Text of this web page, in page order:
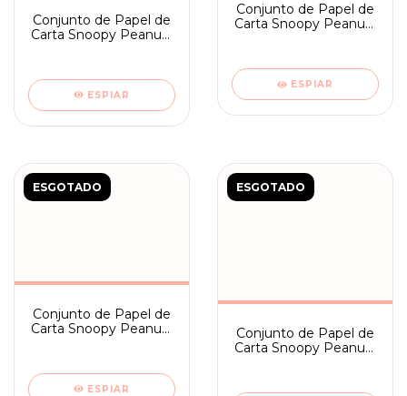
Conjunto de Papel de
Carta Snoopy Peanuts
ESPIAR
Conjunto de Papel de
Carta Snoopy Peanuts
ESPIAR
ESGOTADO
Conjunto de Papel de
Carta Snoopy Peanuts
ESPIAR
ESGOTADO
Conjunto de Papel de
Carta Snoopy Peanuts